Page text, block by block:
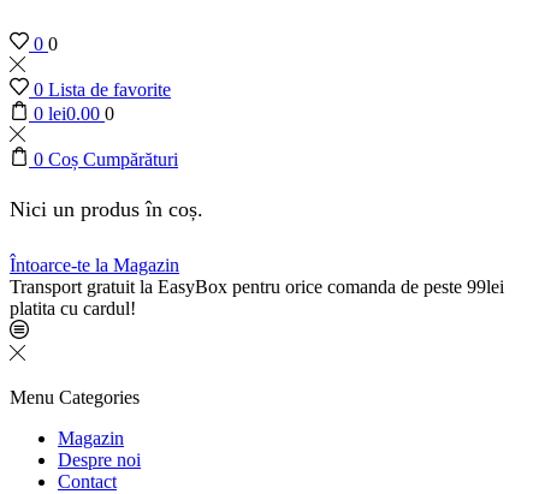
0 0
0 Lista de favorite
0 lei0.00 0
0 Coș Cumpărături
Nici un produs în coș.
Întoarce-te la Magazin
Transport gratuit la EasyBox pentru orice comanda de peste 99lei
platita cu cardul!
Menu Categories
Magazin
Despre noi
Contact